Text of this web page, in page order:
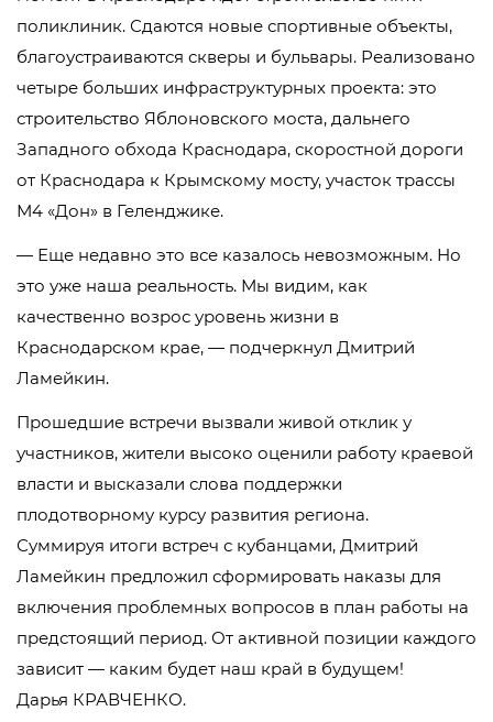
поликлиник. Сдаются новые спортивные объекты,
благоустраиваются скверы и бульвары. Реализовано
четыре больших инфраструктурных проекта: это
строительство Яблоновского моста, дальнего
Западного обхода Краснодара, скоростной дороги
от Краснодара к Крымскому мосту, участок трассы
М4 «Дон» в Геленджике.
— Еще недавно это все казалось невозможным. Но
это уже наша реальность. Мы видим, как
качественно возрос уровень жизни в
Краснодарском крае, — подчеркнул Дмитрий
Ламейкин.
Прошедшие встречи вызвали живой отклик у
участников, жители высоко оценили работу краевой
власти и высказали слова поддержки
плодотворному курсу развития региона.
Суммируя итоги встреч с кубанцами, Дмитрий
Ламейкин предложил сформировать наказы для
включения проблемных вопросов в план работы на
предстоящий период. От активной позиции каждого
зависит — каким будет наш край в будущем!
Дарья КРАВЧЕНКО.